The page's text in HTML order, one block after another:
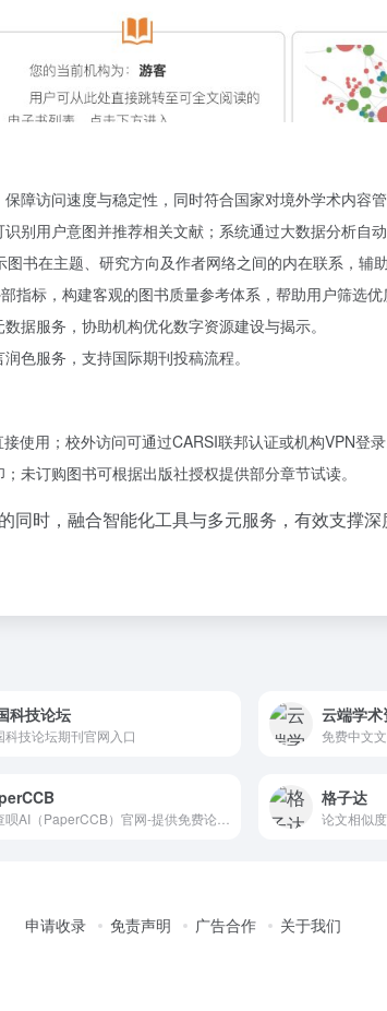
障访问速度与稳定性，同时符合国家对境外学术内容管
别用户意图并推荐相关文献；系统通过大数据分析自
书在主题、研究方向及作者网络之间的内在联系，辅
指标，构建客观的图书质量参考体系，帮助用户筛选优
据服务，协助机构优化数字资源建设与揭示。
色服务，支持国际期刊投稿流程。
使用；校外访问可通过CARSI联邦认证或机构VPN登
未订购图书可根据出版社授权提供部分章节试读。
同时，融合智能化工具与多元服务，有效支撑
科技论坛
科技论坛期刊官网入口
云端学术
格子达
论文相似
申请收录 免责声明 广告合作 关于我们